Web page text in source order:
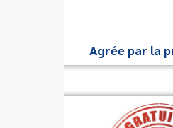
Agrée par la